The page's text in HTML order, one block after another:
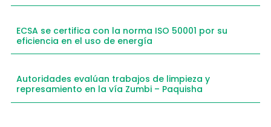
ECSA se certifica con la norma ISO 50001 por su
eficiencia en el uso de energía
Autoridades evalúan trabajos de limpieza y
represamiento en la vía Zumbi – Paquisha